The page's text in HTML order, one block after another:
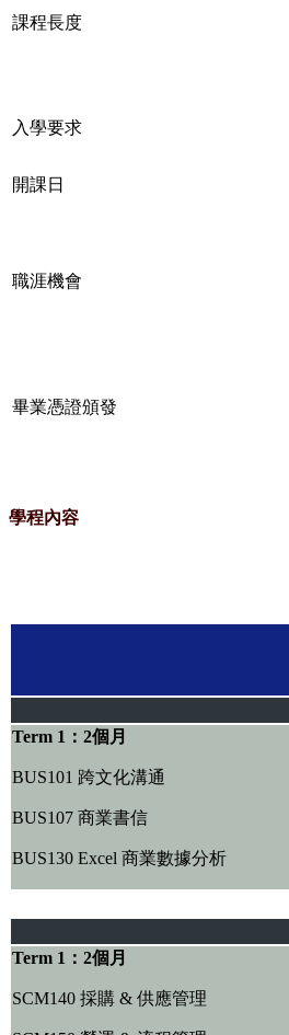
課程長度
入學要求
開課日
職涯機會
畢業憑證頒發
學程內容
Term 1：2個月
BUS101 跨文化溝通
BUS107 商業書信
BUS130 Excel 商業數據分析
Term 1：2個月
SCM140 採購 & 供應管理